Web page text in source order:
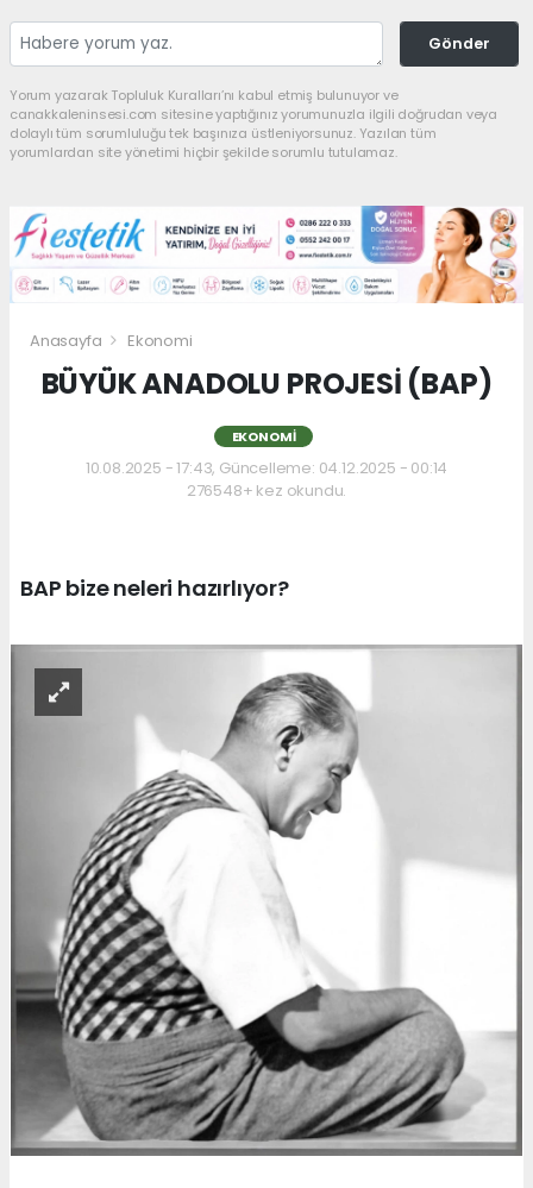
Gönder
Yorum yazarak Topluluk Kuralları’nı kabul etmiş bulunuyor ve
canakkaleninsesi.com sitesine yaptığınız yorumunuzla ilgili doğrudan veya
dolaylı tüm sorumluluğu tek başınıza üstleniyorsunuz. Yazılan tüm
yorumlardan site yönetimi hiçbir şekilde sorumlu tutulamaz.
Anasayfa Ekonomi
BÜYÜK ANADOLU PROJESİ (BAP)
EKONOMI
10.08.2025 - 17:43, Güncelleme: 04.12.2025 - 00:14
276548+ kez okundu.
BAP bize neleri hazırlıyor?